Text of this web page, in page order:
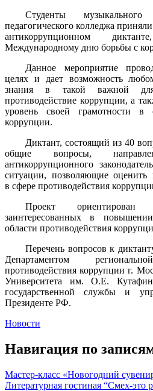
Студенты
педагогического колледжа
антикоррупционном
Международному дню борьбы с
Данное мероприятие
целях и дает возможность
знания в такой важной
противодействие коррупции, а
уровень своей грамотности в
коррупции.
Диктант, состоящий из 40
общие вопросы,
антикоррупционного
ситуации, позволяющие оценить
в сфере противодействия
Проект
заинтересованных в
области противодействия
Перечень вопросов к
Департаментом
противодействия коррупции г.
Университета им. О.Е.
государственной службы и
Президенте РФ.
Новости
Навигация по
Мастер-класс «Новогодний
Литературная гостиная “Смех-это